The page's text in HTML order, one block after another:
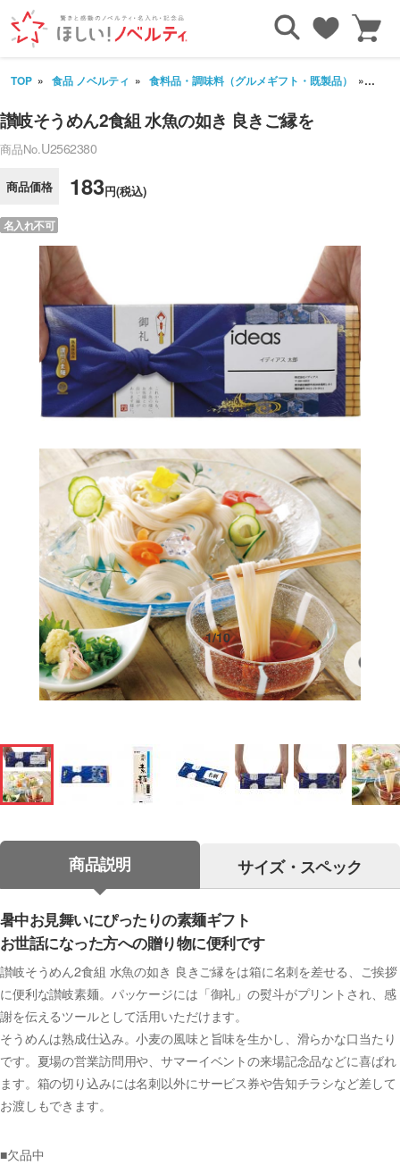
TOP 食品 ノベルティ 食料品・調味料（グルメギフト・既製品） 讃岐
讃岐そうめん2食組 水魚の如き 良きご縁を
商品No.U2562380
商品価格 183円(税込)
名入れ不可
1/10
商品説明 サイズ・スペック
暑中お見舞いにぴったりの素麺ギフト
お世話になった方への贈り物に便利です
讃岐そうめん2食組 水魚の如き 良きご縁をは箱に名刺を差せる、ご挨拶
に便利な讃岐素麺。パッケージには「御礼」の熨斗がプリントされ、感
謝を伝えるツールとして活用いただけます。
そうめんは熟成仕込み。小麦の風味と旨味を生かし、滑らかな口当たり
です。夏場の営業訪問用や、サマーイベントの来場記念品などに喜ばれ
ます。箱の切り込みには名刺以外にサービス券や告知チラシなど差して
お渡しもできます。
■欠品中